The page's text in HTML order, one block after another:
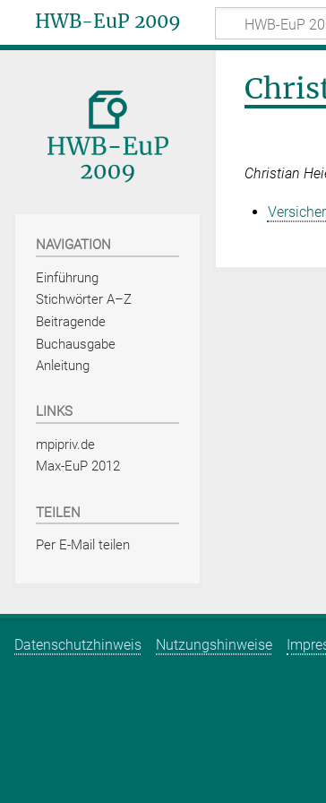
HWB-EuP 2009
Christian
NAVIGATION
Einführung
Stichwörter A–Z
Beitragende
Buchausgabe
Anleitung
LINKS
mpipriv.de
Max-EuP 2012
TEILEN
Per E-Mail teilen
Datenschutzhinweis Nutzungshinweise